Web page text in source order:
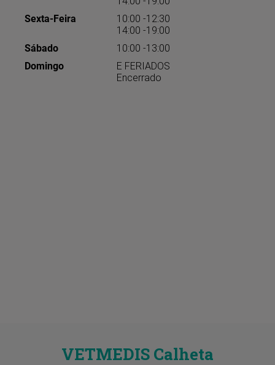
Sexta-Feira
10:00 -12:30
14:00 -19:00
Sábado
10:00 -13:00
Domingo
E FERIADOS
Encerrado
VETMEDIS Calheta